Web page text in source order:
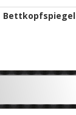
Bettkopfspiegel